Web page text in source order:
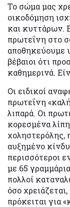
Το σώμα μας
οικοδόμηση
και κυττάρων.
πρωτεΐνη στο
αποθηκεύουμε
βέβαιοι ότι
καθημερινά.
Οι ειδικοί
πρωτεΐνη
λιπαρά. Οι
κορεσμένα
χοληστερόλης,
αυξημένο
περισσότεροι
με 65
πολλοί
όσο
πρόκειται για